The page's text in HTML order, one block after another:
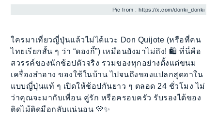
Pic from : https://x.com/donki_donki
ใครมาเที่ยวญี่ปุ่นแล้วไม่ได้แวะ Don Quijote (หรือที่คน
ไทยเรียกสั้น ๆ ว่า “ดองกี้”) เหมือนยังมาไม่ถึง! 🛍️ ที่นี่คือ
สวรรค์ของนักช้อปตัวจริง รวมของทุกอย่างตั้งแต่ขนม
เครื่องสำอาง ของใช้ในบ้าน ไปจนถึงของแปลกสุดฮาใน
แบบญี่ปุ่นแท้ ๆ เปิดให้ช้อปกันยาว ๆ ตลอด 24 ชั่วโมง ไม่
ว่าคุณจะมากับเพื่อน คู่รัก หรือครอบครัว รับรองได้ของ
ติดไม้ติดมือกลับแน่นอน 🎌✨